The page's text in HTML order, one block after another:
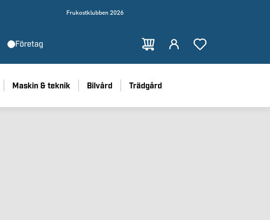
Frukostklubben 2026
Företag
Maskin & teknik Bilvård Trädgård